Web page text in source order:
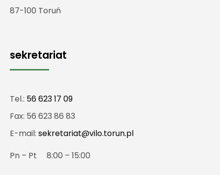
87-100 Toruń
sekretariat
Tel.: 56 623 17 09
Fax: 56 623 86 83
E-mail: sekretariat@vilo.torun.pl
Pn – Pt 8:00 – 15:00